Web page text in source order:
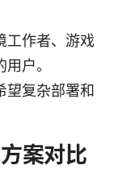
工作者、游戏
户。
望复杂部署和
案对比